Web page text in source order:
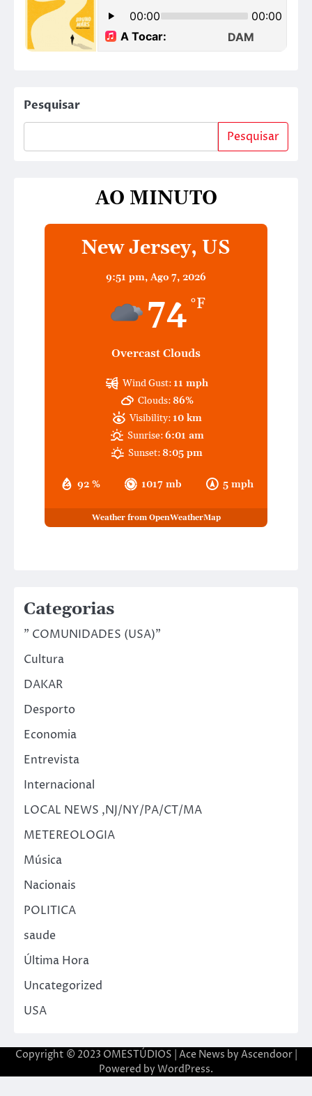
Pesquisar
Pesquisar
AO MINUTO
New Jersey, US
9:51 pm, Ago 7, 2026
74 °F
Overcast Clouds
92 % 1017 mb 5 mph
Wind Gust: 11 mph
Clouds:86%
Visibility: 10 km
Sunrise:6:01 am
Sunset:8:05 pm
Weather from OpenWeatherMap
Categorias
" COMUNIDADES (USA)"
Cultura
DAKAR
Desporto
Economia
Entrevista
Internacional
LOCAL NEWS ,NJ/NY/PA/CT/MA
METEREOLOGIA
Música
Nacionais
POLITICA
saude
Última Hora
Uncategorized
USA
Copyright © 2023 OMESTÚDIOS | Ace News by Ascendoor|
Powered by WordPress.